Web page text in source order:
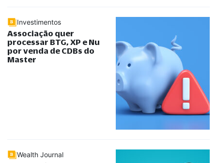
Investimentos
Associação quer
processar BTG, XP e Nu
por venda de CDBs do
Master
Wealth Journal